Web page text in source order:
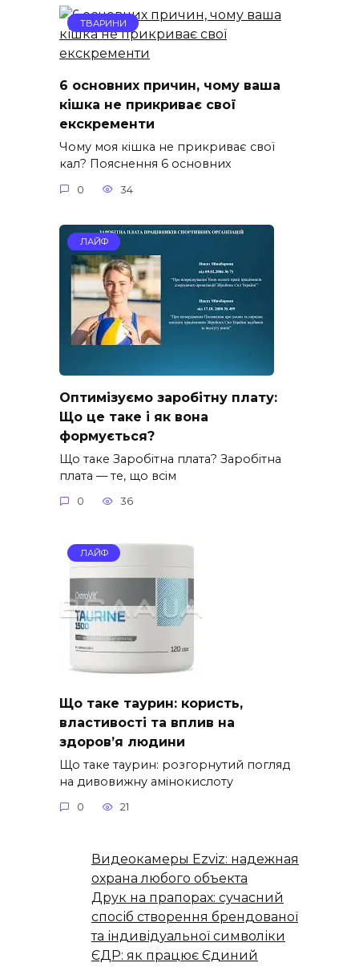
ТВАРИНИ
6 основних причин, чому ваша
кішка не прикриває свої
екскременти
Чому моя кішка не прикриває свої
кал? Пояснення 6 основних
0 34
ЛАЙФ
Оптимізуємо заробітну плату:
Що це таке і як вона
формується?
Що таке Заробітна плата? Заробітна
плата — те, що всім
0 36
ЛАЙФ
Що таке таурин: користь,
властивості та вплив на
здоров’я людини
Що таке таурин: розгорнутий погляд
на дивовижну амінокислоту
0 21
Видеокамеры Ezviz: надежная
охрана любого объекта
Друк на прапорах: сучасний
спосіб створення брендованої
та індивідуальної символіки
ЄДР: як працює Єдиний